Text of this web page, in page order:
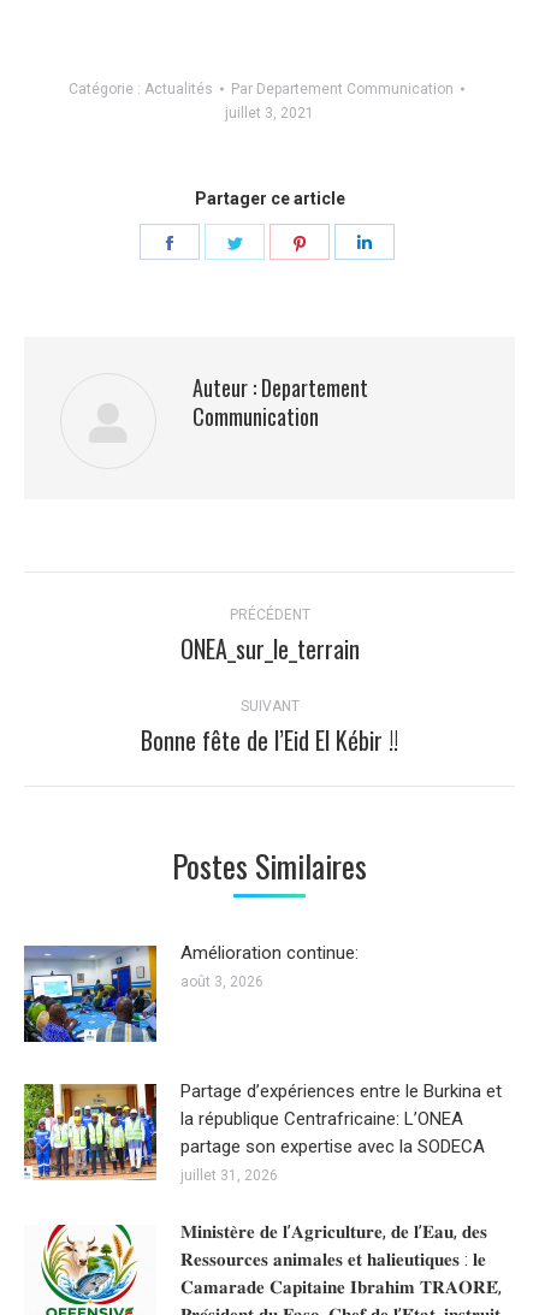
Catégorie : Actualités Par Departement Communication
juillet 3, 2021
Partager ce article
Partager Partager Partager
Auteur :Departement
Communication
PRÉCÉDENT
Article
:
ONEA_sur_le_terrain
SUIVANT
Article
:
Bonne fête de l’Eid El Kébir !!
Postes Similaires
Amélioration continue:
août 3, 2026
Partage d’expériences entre le Burkina et
la république Centrafricaine: L’ONEA
partage son expertise avec la SODECA
juillet 31, 2026
𝐌𝐢𝐧𝐢𝐬𝐭𝐞̀𝐫𝐞 𝐝𝐞 𝐥’𝐀𝐠𝐫𝐢𝐜𝐮𝐥𝐭𝐮𝐫𝐞, 𝐝𝐞 𝐥’𝐄𝐚𝐮, 𝐝𝐞𝐬
𝐑𝐞𝐬𝐬𝐨𝐮𝐫𝐜𝐞𝐬 𝐚𝐧𝐢𝐦𝐚𝐥𝐞𝐬 𝐞𝐭 𝐡𝐚𝐥𝐢𝐞𝐮𝐭𝐢𝐪𝐮𝐞𝐬 : 𝐥𝐞
𝐂𝐚𝐦𝐚𝐫𝐚𝐝𝐞 𝐂𝐚𝐩𝐢𝐭𝐚𝐢𝐧𝐞 𝐈𝐛𝐫𝐚𝐡𝐢𝐦 𝐓𝐑𝐀𝐎𝐑𝐄́,